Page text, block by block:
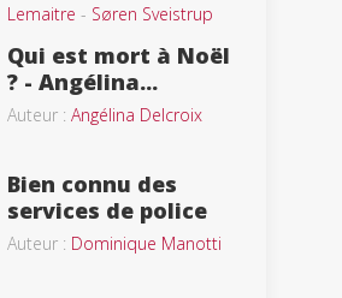
Lemaitre - Søren Sveistrup
Qui est mort à Noël
? - Angélina...
Auteur : Angélina Delcroix
Bien connu des
services de police
Auteur : Dominique Manotti